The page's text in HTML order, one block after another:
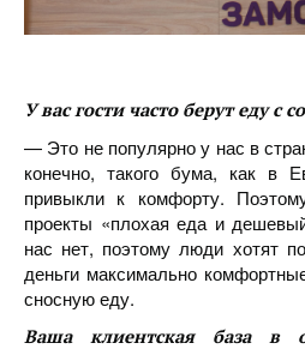
У вас гости часто берут еду с
— Это не популярно у нас в
конечно, такого бума, как в
привыкли к комфорту.
проекты «плохая еда и
нас нет, поэтому люди хотят
деньги максимально
сносную еду.
Ваша клиентская база в